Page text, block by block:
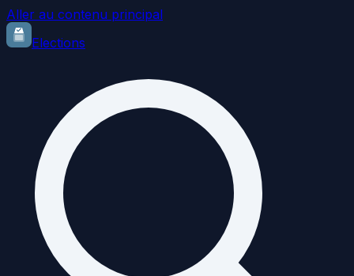
Aller au contenu principal
Elections